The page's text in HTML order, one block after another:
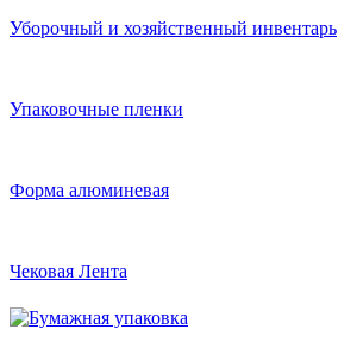
Уборочный и хозяйственный инвентарь
Упаковочные пленки
Форма алюминевая
Чековая Лента